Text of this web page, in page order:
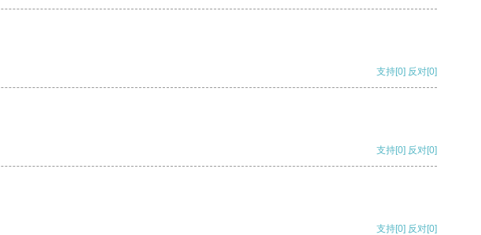
支持[0] 反对[0]
支持[0] 反对[0]
支持[0] 反对[0]